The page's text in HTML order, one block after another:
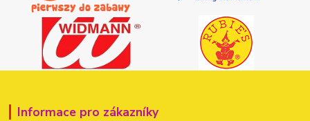
Informace pro zákazníky